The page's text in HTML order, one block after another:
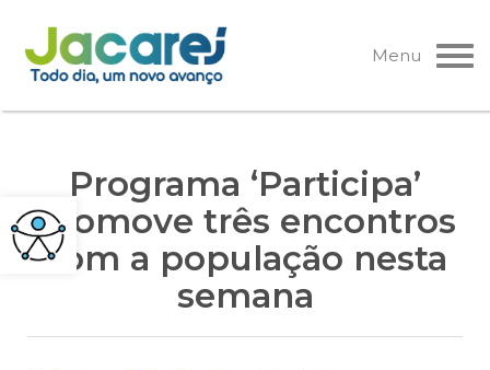
Pular
para
o
Menu
Programa ‘Participa’
promove três encontros
com a população nesta
semana